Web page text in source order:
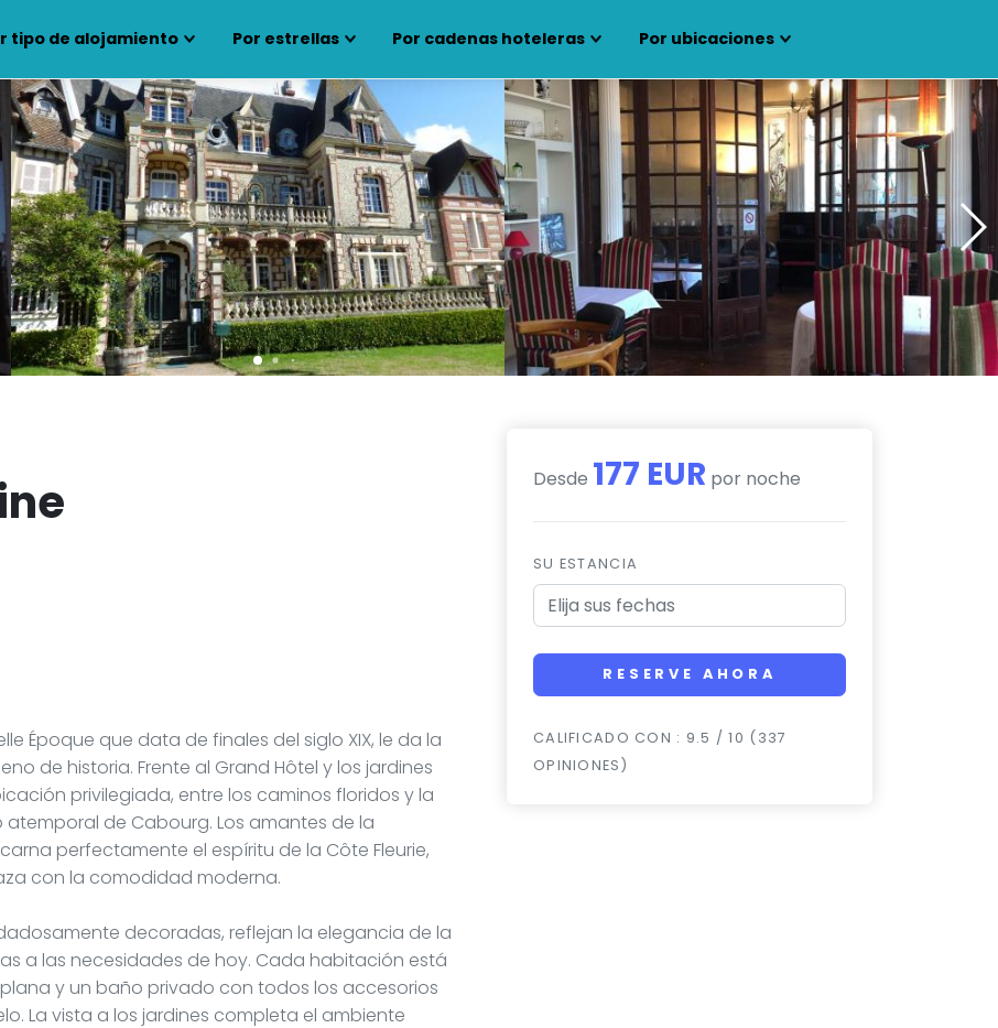
tipo de alojamiento Por estrellas Por cadenas hoteleras Por ubicaciones
Époque que data de finales del siglo XIX, le da la
de historia. Frente al Grand Hôtel y los jardines
privilegiada, entre los caminos floridos y la
de Cabourg. Los amantes de la
perfectamente el espíritu de la Côte Fleurie,
con la comodidad moderna.
decoradas, reflejan la elegancia de la
a las necesidades de hoy. Cada habitación está
y un baño privado con todos los accesorios
La vista a los jardines completa el ambiente
Desde 177 EUR por noche
SU ESTANCIA
RESERVE AHORA
CALIFICADO CON : 9.5 / 10 (337
OPINIONES)